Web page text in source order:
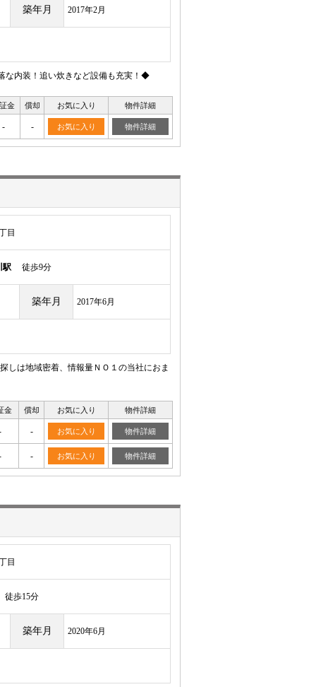
築年月 2017年2月
な内装！追い炊きなど設備も充実！◆
金 償却 お気に入り 物件詳細
- - お気に入り 物件詳細
目
駅 徒歩9分
築年月 2017年6月
は地域密着、情報量ＮＯ１の当社におま
金 償却 お気に入り 物件詳細
- お気に入り 物件詳細
- お気に入り 物件詳細
目
歩15分
築年月 2020年6月